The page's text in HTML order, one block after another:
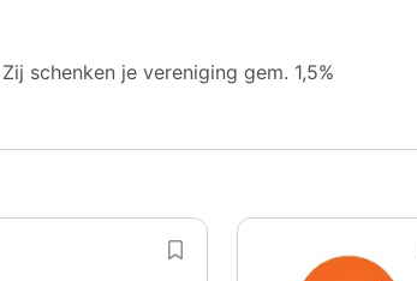
schenken je vereniging gem. 1,5%